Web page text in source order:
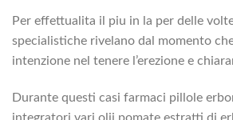
Per effettualita il piu in la per delle
specialistiche rivelano dal momento
intenzione nel tenere l’erezione e
Durante questi casi farmaci pillole
integratori vari olii pomate estratti di